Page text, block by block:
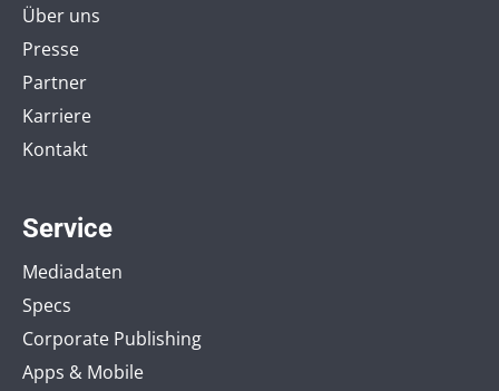
Über uns
Presse
Partner
Karriere
Kontakt
Service
Mediadaten
Specs
Corporate Publishing
Apps & Mobile